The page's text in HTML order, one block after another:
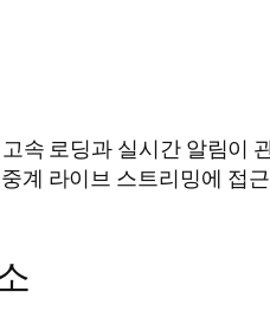
속 로딩과 실시간 알림
계 라이브 스트리밍에 접